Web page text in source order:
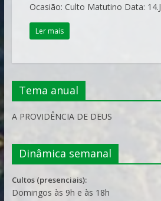
Ocasião: Culto Matutino Data:
Ler mais
Tema anual
A PROVIDÊNCIA DE DEUS
Dinâmica semanal
Cultos (presenciais):
Domingos às 9h e às 18h